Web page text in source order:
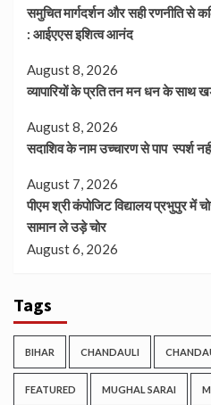
समुचित मार्गदर्शन और सही रणनीति से
: आईएएस इशित्व आनंद
August 8, 2026
व्यापारियों के प्रति तन मन धन के साथ
August 8, 2026
सदाशिव के नाम उच्चारण से पाप स्पर्श
August 7, 2026
पीएम श्री कंपोजिट विद्यालय प्रभुपुर में
सामान ले उड़े चोर
August 6, 2026
Tags
BIHAR CHANDAULI
FEATURED MUGHAL SARAI